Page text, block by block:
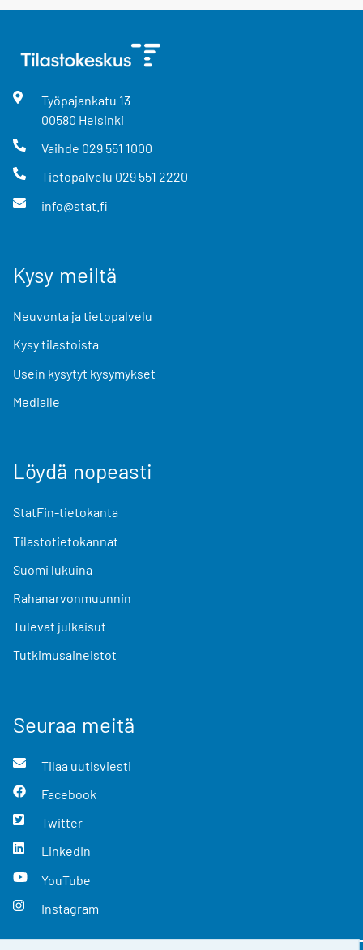
Työpajankatu 13
00580 Helsinki
Vaihde 029 551 1000
Tietopalvelu 029 551 2220
info@stat.fi
Kysy meiltä
Neuvonta ja tietopalvelu
Kysy tilastoista
Usein kysytyt kysymykset
Medialle
Löydä nopeasti
StatFin-tietokanta
Tilastotietokannat
Suomi lukuina
Rahanarvonmuunnin
Tulevat julkaisut
Tutkimusaineistot
Seuraa meitä
Tilaa uutisviesti
Facebook
Twitter
LinkedIn
YouTube
Instagram